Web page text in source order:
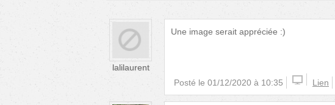
lalilaurent
Une image serait appréciée :)
Posté le 01/12/2020 à 10:35 Lien